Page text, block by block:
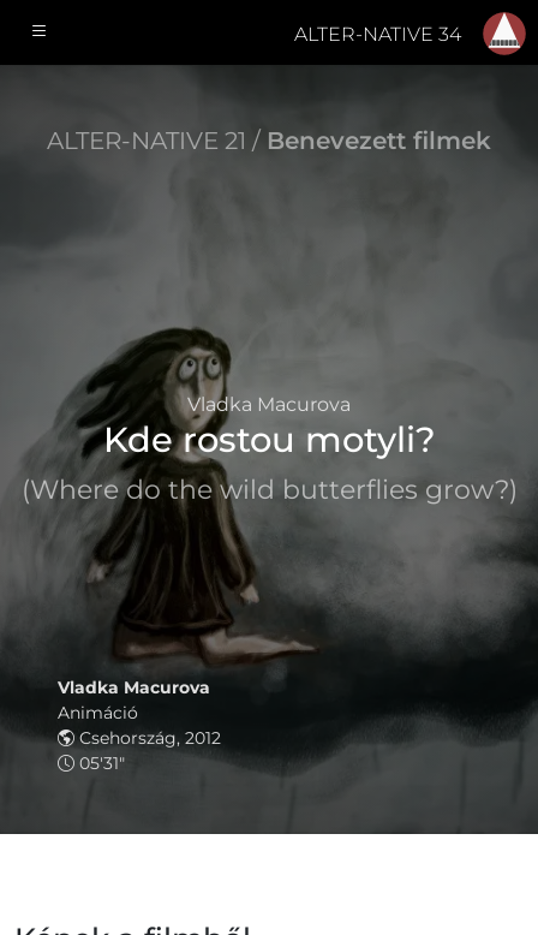
ALTER-NATIVE 34
ALTER-NATIVE 21 / Benevezett filmek
Vladka Macurova
Kde rostou motyli?
(Where do the wild butterflies grow?)
Vladka Macurova
Animáció
Csehország, 2012
05'31"